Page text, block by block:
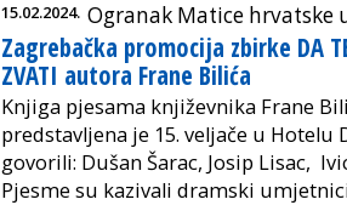
15.02.2024. Ogranak Matice hrvatske
Zagrebačka promocija zbirke DA
ZVATI autora Frane Bilića
Knjiga pjesama književnika Frane
predstavljena je 15. veljače u
govorili: Dušan Šarac, Josip Lisac,
Pjesme su kazivali dramski